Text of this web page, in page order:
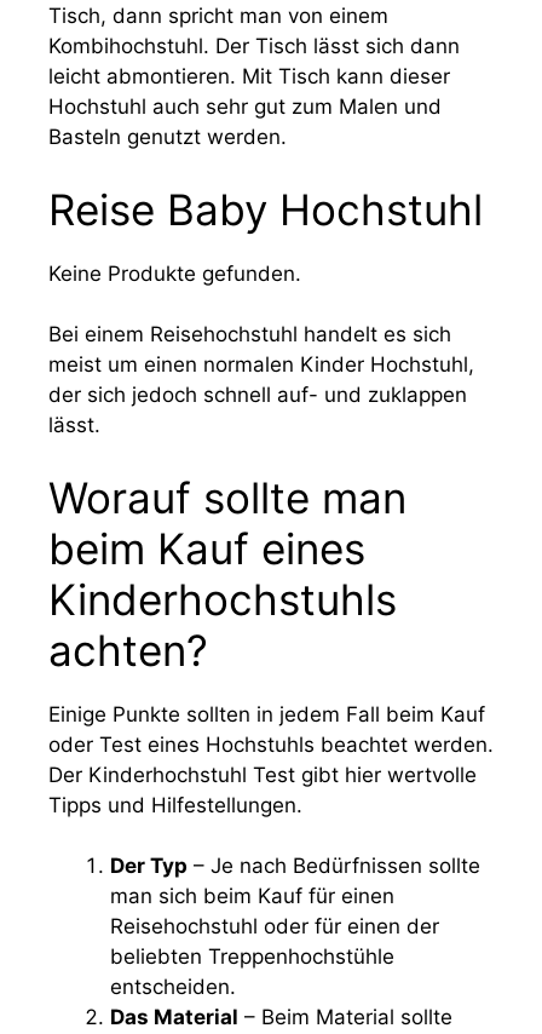
Tisch, dann spricht man von einem
Kombihochstuhl. Der Tisch lässt sich dann
leicht abmontieren. Mit Tisch kann dieser
Hochstuhl auch sehr gut zum Malen und
Basteln genutzt werden.
Reise Baby Hochstuhl
Keine Produkte gefunden.
Bei einem Reisehochstuhl handelt es sich
meist um einen normalen Kinder Hochstuhl,
der sich jedoch schnell auf- und zuklappen
lässt.
Worauf sollte man
beim Kauf eines
Kinderhochstuhls
achten?
Einige Punkte sollten in jedem Fall beim Kauf
oder Test eines Hochstuhls beachtet werden.
Der Kinderhochstuhl Test gibt hier wertvolle
Tipps und Hilfestellungen.
Der Typ – Je nach Bedürfnissen sollte
man sich beim Kauf für einen
Reisehochstuhl oder für einen der
beliebten Treppenhochstühle
entscheiden.
Das Material – Beim Material sollte